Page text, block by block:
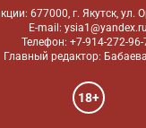
677000, г. Якутск, ул.
E-mail: ysia1@yandex.ru
Телефон: +7-914-272-96-
Главный редактор:
18+